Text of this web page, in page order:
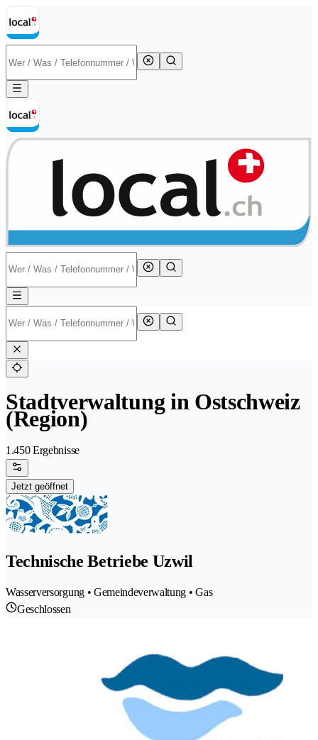
Stadtverwaltung in Ostschweiz
(Region)
1.450 Ergebnisse
Jetzt geöffnet
Technische Betriebe Uzwil
Wasserversorgung • Gemeindeverwaltung • Gas
Geschlossen